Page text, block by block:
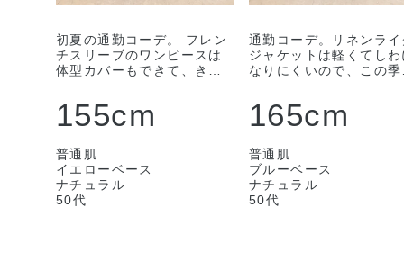
初夏の通勤コーデ。 フレン
チスリーブのワンピースは
体型カバーもできて、きれ
羽織れば、さらに顔映りも
す。 二の腕もカモフラージ
ュできます。 カーディガン
フリーサイズ、ワンピース
Ｍサイズを着ています。
155cm
普通肌
イエローベース
ナチュラル
50代
通勤コーデ。リネンライ
ジャケットは軽くてし
なりにくいので、この
同じ素材のフレンチ袖
きちんと見えします。
コーデもらくちんです
イズはLです。
165cm
普通肌
ブルーベース
ナチュラル
50代